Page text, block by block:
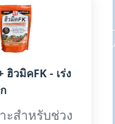
ฮิวมิคFK - เร่ง
ะสำหรับช่วง